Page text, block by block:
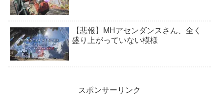
【悲報】MHアセンダンスさん、全く
盛り上がっていない模様
スポンサーリンク